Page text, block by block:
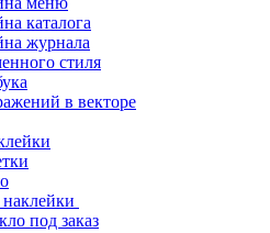
каталога
журнала
стиля
в векторе
под заказ